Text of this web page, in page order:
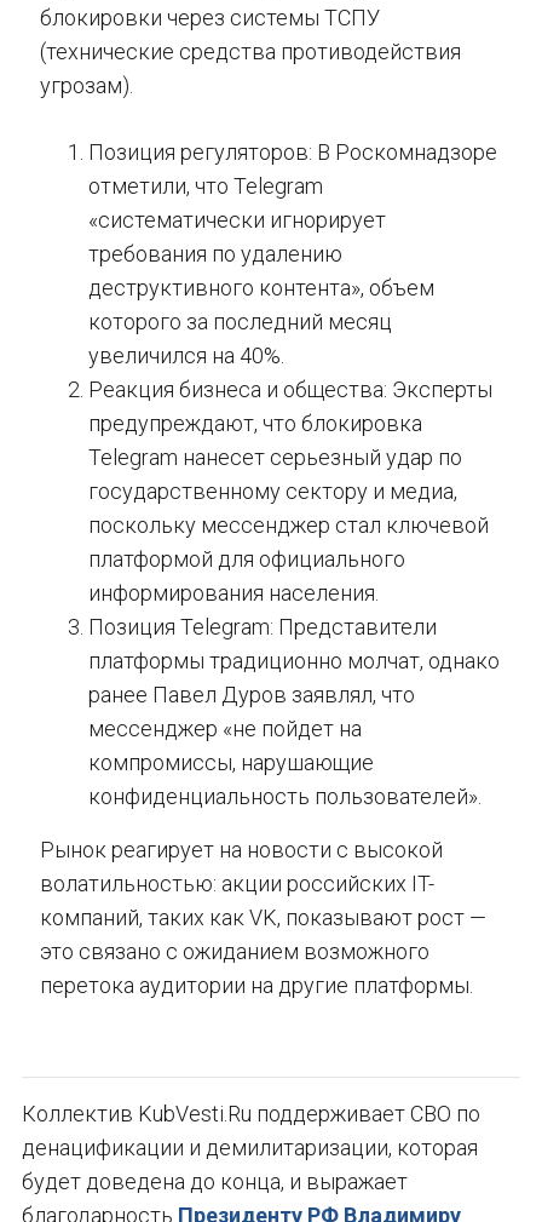
блокировки через системы ТСПУ
(технические средства противодействия
угрозам).
Позиция регуляторов: В Роскомнадзоре
отметили, что Telegram
«систематически игнорирует
требования по удалению
деструктивного контента», объем
которого за последний месяц
увеличился на 40%.
Реакция бизнеса и общества: Эксперты
предупреждают, что блокировка
Telegram нанесет серьезный удар по
государственному сектору и медиа,
поскольку мессенджер стал ключевой
платформой для официального
информирования населения.
Позиция Telegram: Представители
платформы традиционно молчат, однако
ранее Павел Дуров заявлял, что
мессенджер «не пойдет на
компромиссы, нарушающие
конфиденциальность пользователей».
Рынок реагирует на новости с высокой
волатильностью: акции российских IT-
компаний, таких как VK, показывают рост —
это связано с ожиданием возможного
перетока аудитории на другие платформы.
Коллектив KubVesti.Ru поддерживает СВО по
денацификации и демилитаризации, которая
будет доведена до конца, и выражает
благодарность Президенту РФ Владимиру